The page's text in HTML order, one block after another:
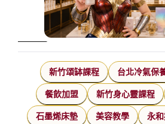
新竹頌缽課程 台北冷氣保
餐飲加盟 新竹身心靈課程
石墨烯床墊 美容教學 永